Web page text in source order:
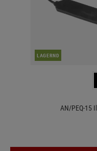
LAGERND
AN/PEQ-15